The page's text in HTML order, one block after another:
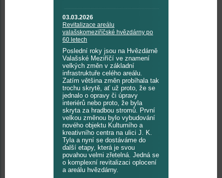
03.03.2026
Revitalizace areálu
valašskomeziříčské hvězdárny po
60 letech
Poslední roky jsou na Hvězdárně
Valašské Meziříčí ve znamení
velkých změn v základní
infrastruktuře celého areálu.
Zatím většina změn probíhala tak
trochu skrytě, ať už proto, že se
jednalo o opravy či úpravy
interiérů nebo proto, že byla
skryta za hradbou stromů. První
velkou změnou bylo vybudování
nového objektu Kulturního a
kreativního centra na ulici J. K.
Tyla a nyní se dostáváme do
další etapy, která je svou
povahou velmi zřetelná. Jedná se
o komplexní revitalizaci oplocení
a areálu hvězdárny.